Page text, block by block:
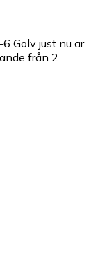
Golv just nu är
från 2